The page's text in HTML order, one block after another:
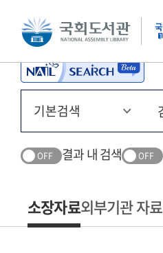
본문 바로가기 주메뉴 바로가기
OFF 결과 내 검색 OFF
소장자료외부기관 자료